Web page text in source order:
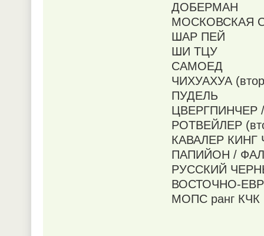
ДОБЕРМАН
МОСКОВСКАЯ
ШАР ПЕЙ
ШИ ТЦУ
САМОЕД
ЧИХУАХУА
ПУДЕЛЬ
ЦВЕРГПИНЧЕР
РОТВЕЙЛЕР
КАВАЛЕР КИНГ
ПАПИЙОН /
РУССКИЙ
ВОСТОЧНО-
МОПС ранг КЧК